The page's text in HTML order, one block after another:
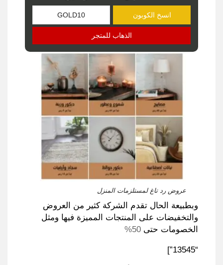
انسخ الكوبون
الذهاب للمتجر
عروض رد تاغ لمستلزمات المنزل
وبطبيعة الحال تقدم الشركة كثير من العروض
والتخفيضات على المنتجات المميزة فيها ومثل
الخصومات حتى 50%
“13545”]